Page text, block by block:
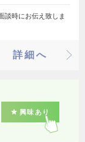
談時にお伝え致しま
詳細へ
興味あり